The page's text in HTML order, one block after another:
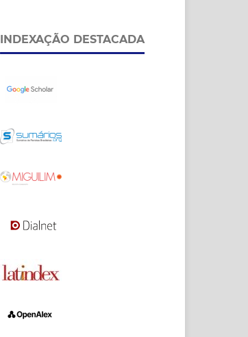
INDEXAÇÃO DESTACADA